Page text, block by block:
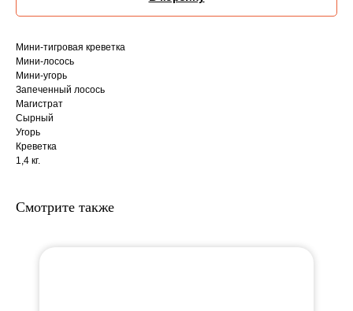
Мини-тигровая креветка
Мини-лосось
Мини-угорь
Запеченный лосось
Магистрат
Сырный
Угорь
Креветка
1,4 кг.
Смотрите также